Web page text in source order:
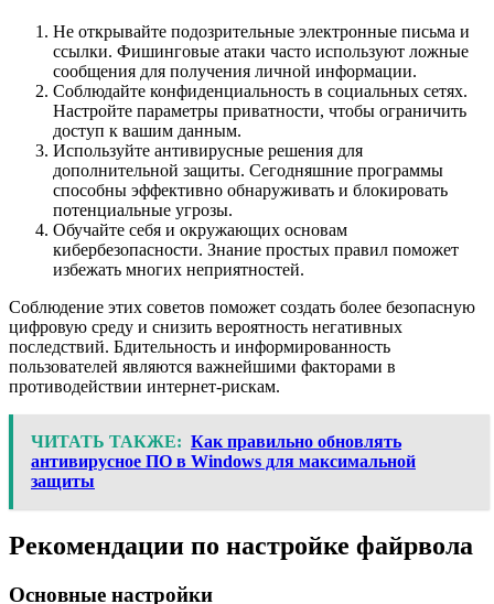
Не открывайте подозрительные электронные письма и
ссылки. Фишинговые атаки часто используют ложные
сообщения для получения личной информации.
Соблюдайте конфиденциальность в социальных сетях.
Настройте параметры приватности, чтобы ограничить
доступ к вашим данным.
Используйте антивирусные решения для
дополнительной защиты. Сегодняшние программы
способны эффективно обнаруживать и блокировать
потенциальные угрозы.
Обучайте себя и окружающих основам
кибербезопасности. Знание простых правил поможет
избежать многих неприятностей.
Соблюдение этих советов поможет создать более безопасную
цифровую среду и снизить вероятность негативных
последствий. Бдительность и информированность
пользователей являются важнейшими факторами в
противодействии интернет-рискам.
ЧИТАТЬ ТАКЖЕ: Как правильно обновлять
антивирусное ПО в Windows для максимальной
защиты
Рекомендации по настройке файрвола
Основные настройки